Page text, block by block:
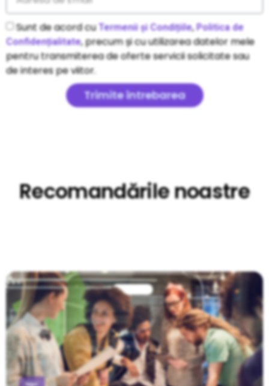
Sunt de acord cuTermenii și Condițiile,Politica de
Confidențialitate, precum și cu utilizarea datelor mele
pentru transmiterea de oferte servicii solicitate sau
de interes pe viitor.
Trimite întrebarea
Recomandările noastre